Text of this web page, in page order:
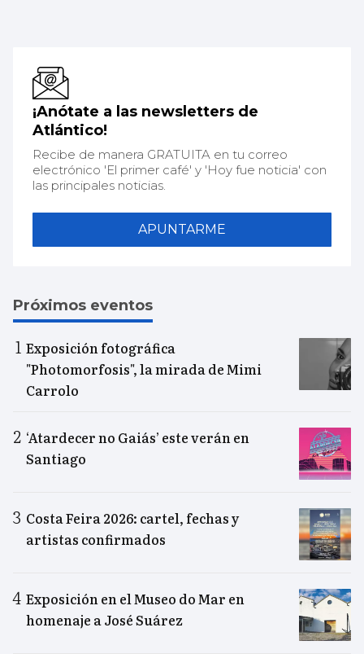
¡Anótate a las newsletters de
Atlántico!
Recibe de manera GRATUITA en tu correo
electrónico 'El primer café' y 'Hoy fue noticia' con
las principales noticias.
APUNTARME
Próximos eventos
Exposición fotográfica
"Photomorfosis", la mirada de Mimi
Carrolo
‘Atardecer no Gaiás’ este verán en
Santiago
Costa Feira 2026: cartel, fechas y
artistas confirmados
Exposición en el Museo do Mar en
homenaje a José Suárez